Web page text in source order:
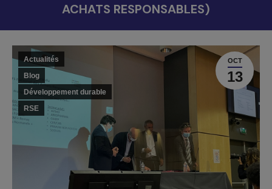
ACHATS RESPONSABLES)
OCT
13
Actualités
Blog
Développement durable
RSE